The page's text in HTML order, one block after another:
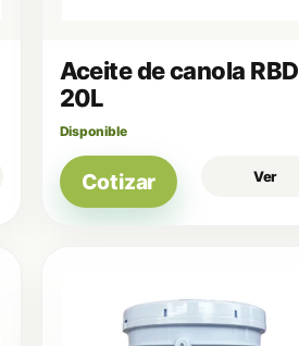
Aceite de canola RBD
20L
Disponible
Cotizar Ver